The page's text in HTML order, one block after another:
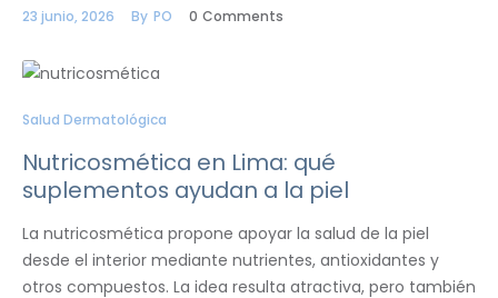
23 junio, 2026 By PO 0 Comments
Salud Dermatológica
Nutricosmética en Lima: qué
suplementos ayudan a la piel
La nutricosmética propone apoyar la salud de la piel
desde el interior mediante nutrientes, antioxidantes y
otros compuestos. La idea resulta atractiva, pero también